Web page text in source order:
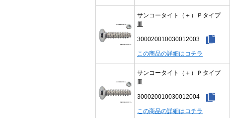
サンコータイト（＋）Ｐタイプ
皿
300020010030012003
この商品の詳細はコチラ
サンコータイト（＋）Ｐタイプ
皿
300020010030012004
この商品の詳細はコチラ